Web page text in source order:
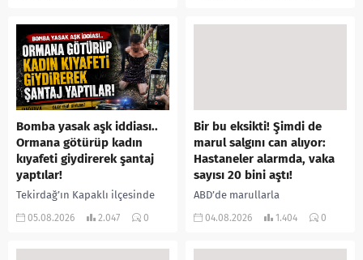
Bomba yasak aşk iddiası..
Ormana götürüp kadın
kıyafeti giydirerek şantaj
yaptılar!
Tekirdağ’ın Kapaklı ilçesinde
bir kişiyi, arkadaşının eşiyle
05.08.2026 2.047 0
Bir bu eksikti! Şimdi de
marul salgını can alıyor:
Hastaneler alarmda, vaka
sayısı 20 bini aştı!
ABD’de marullarla
ilişkilendirilen siklospora
04.08.2026 1.404 0